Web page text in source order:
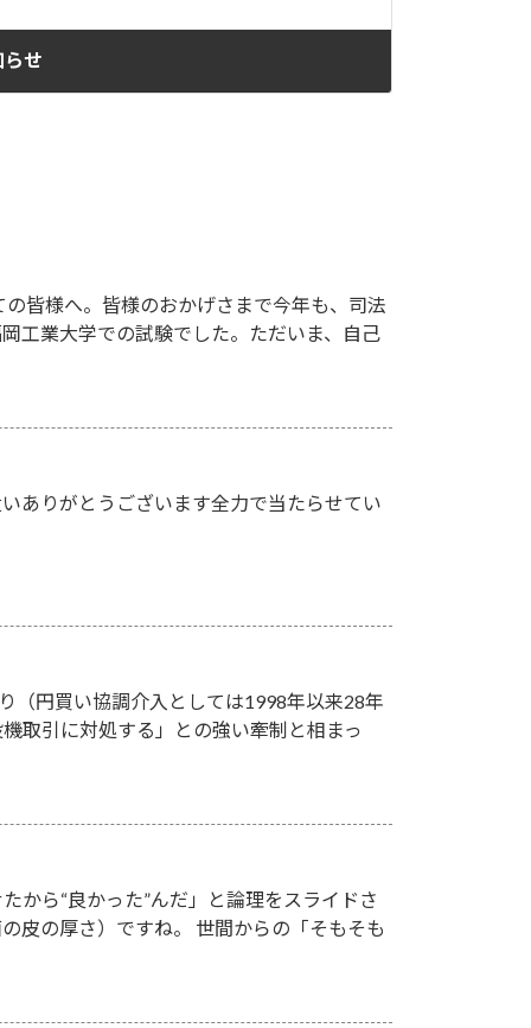
せ
皆様へ。皆様のおかげさまで今年も、司法
工業大学での試験でした。ただいま、自己
ありがとうございます全力で当たらせてい
（円買い協調介入としては1998年以来28年
取引に対処する」との強い牽制と相まっ
から“良かった”んだ」と論理をスライドさ
皮の厚さ）ですね。 世間からの「そもそも